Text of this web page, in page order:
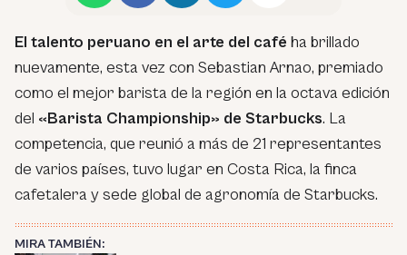
El talento peruano en el arte del café ha brillado
nuevamente, esta vez con Sebastian Arnao, premiado
como el mejor barista de la región en la octava edición
del «Barista Championship» de Starbucks. La
competencia, que reunió a más de 21 representantes
de varios países, tuvo lugar en Costa Rica, la finca
cafetalera y sede global de agronomía de Starbucks.
MIRA TAMBIÉN: